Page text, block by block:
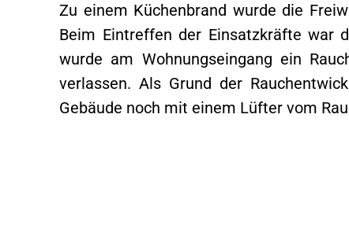
Zu einem Küchenbrand wurde die
Beim Eintreffen der Einsatzkräfte war
wurde am Wohnungseingang ein
verlassen. Als Grund der
Gebäude noch mit einem Lüfter vom